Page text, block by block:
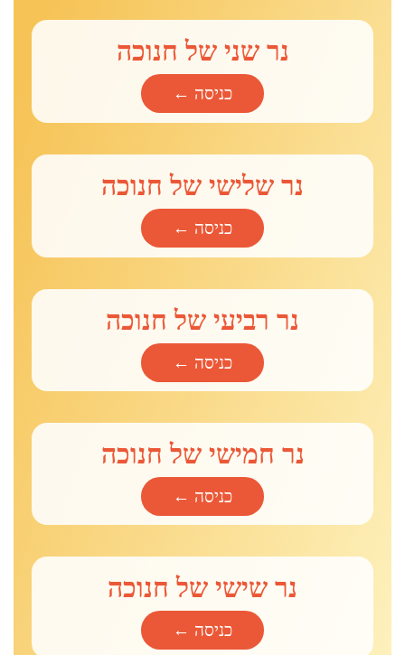
נר שני של חנוכה
כניסה ←
נר שלישי של חנוכה
כניסה ←
נר רביעי של חנוכה
כניסה ←
נר חמישי של חנוכה
כניסה ←
נר שישי של חנוכה
כניסה ←